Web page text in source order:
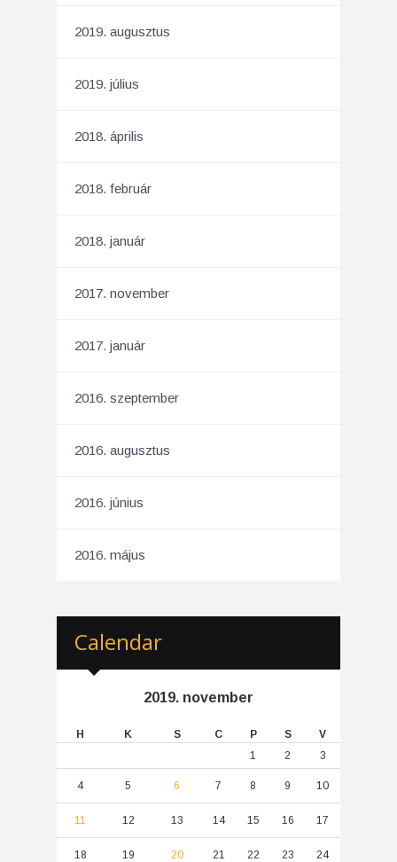
2019. augusztus
2019. július
2018. április
2018. február
2018. január
2017. november
2017. január
2016. szeptember
2016. augusztus
2016. június
2016. május
Calendar
2019. november
H K S C P S
V
1
2 3
4 5 6 7 8 9 10
11 12 13 14 15 16 17
18 19 20 21 22 23 24